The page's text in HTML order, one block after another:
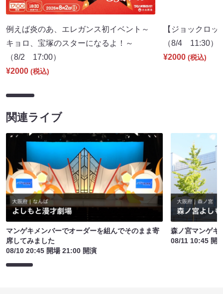
例えば炎のあ、エレガンス初イベント～
キョロ、宝塚のスターになるよ！～
（8/2 17:00）
¥2000 (税込)
【ジョックロ
（8/4 11:30）
¥2000 (税込)
関連ライブ
マンゲキメンバーでオーダーを組んでそのまま寄
席してみました
08/10 20:45 開場 21:00 開演
森ノ宮マンゲキ
08/11 10:45 開